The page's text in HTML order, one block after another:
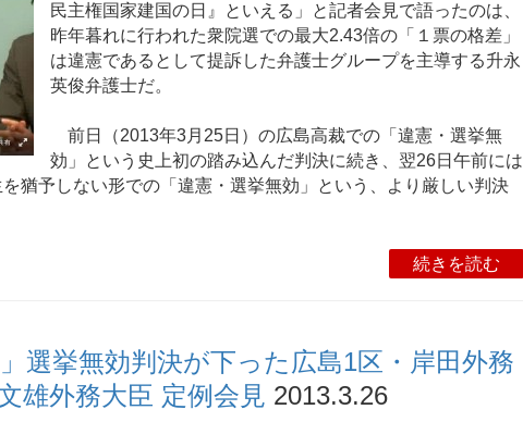
民主権国家建国の日』といえる」と記者会見で語ったのは、
昨年暮れに行われた衆院選での最大2.43倍の「１票の格差」
は違憲であるとして提訴した弁護士グループを主導する升永
英俊弁護士だ。
前日（2013年3月25日）の広島高裁での「違憲・選挙無
効」という史上初の踏み込んだ判決に続き、翌26日午前には
猶予しない形での「違憲・選挙無効」という、より厳しい判決
続きを読む
選挙無効判決が下った広島1区・岸田外務
雄外務大臣 定例会見 2013.3.26